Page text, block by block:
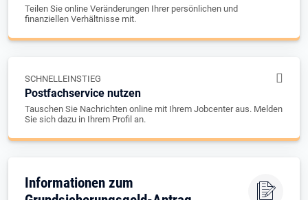
Teilen Sie online Veränderungen Ihrer persönlichen und
finanziellen Verhältnisse mit.
SCHNELLEINSTIEG
Postfachservice nutzen
Tauschen Sie Nachrichten online mit Ihrem Jobcenter aus. Melden
Sie sich dazu in Ihrem Profil an.
Informationen zum